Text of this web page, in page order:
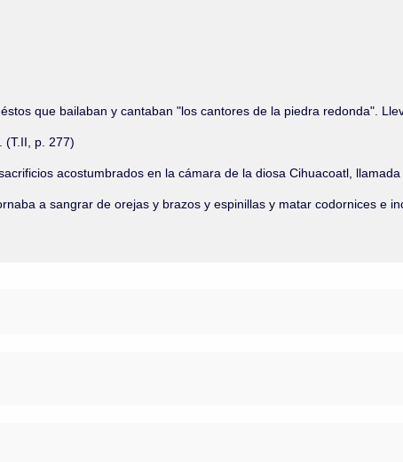
que bailaban y cantaban "los cantores de la piedra redonda".
(T.II, p. 277)
acostumbrados en la cámara de la diosa Cihuacoatl,
a sangrar de orejas y brazos y espinillas y matar codornices e